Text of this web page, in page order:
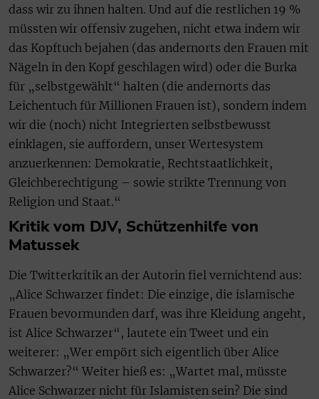
dass wir zu ihnen halten. Und auf die restlichen 19 %
müssten wir offensiv zugehen, nicht etwa indem wir
das Kopftuch bejahen (das andernorts den Frauen mit
Nägeln in den Kopf geschlagen wird) oder die Burka
für „selbstgewählt“ halten (die andernorts das
Leichentuch für Millionen Frauen ist), sondern indem
wir die (noch) nicht Integrierten selbstbewusst
einklagen, sie auffordern, unser Wertesystem
anzuerkennen: Demokratie, Rechtstaatlichkeit,
Gleichberechtigung – sowie strikte Trennung von
Religion und Staat.“
Kritik vom DJV, Schützenhilfe von
Matussek
Die Twitterkritik an der Autorin fiel vernichtend aus:
„Alice Schwarzer findet: Die einzige, die islamische
Frauen bevormunden darf, was ihre Kleidung angeht,
ist Alice Schwarzer“, lautete ein Tweet und ein
weiterer: „Wer empört sich eigentlich über Alice
Schwarzer?“ Weiter hieß es: „Wartet mal, müsste
Alice Schwarzer nicht für Islamisten sein? Die sind